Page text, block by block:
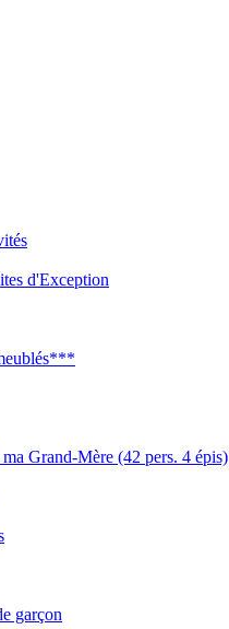
d'Exception
ma Grand-Mère (42 pers. 4 épis)
garçon